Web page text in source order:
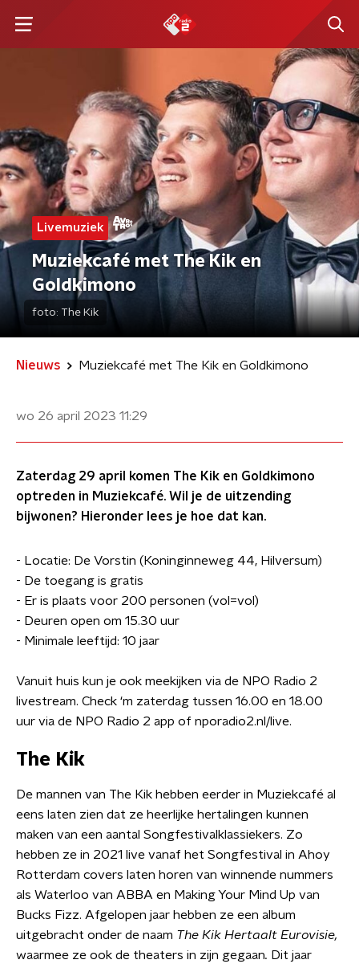
Livemuziek
Muziekcafé met The Kik en
Goldkimono
foto: The Kik
Nieuws Muziekcafé met The Kik en Goldkimono
wo 26 april 2023 11:29
Zaterdag 29 april komen The Kik en Goldkimono
optreden in Muziekcafé. Wil je de uitzending
bijwonen? Hieronder lees je hoe dat kan.
- Locatie: De Vorstin (Koninginneweg 44, Hilversum)
- De toegang is gratis
- Er is plaats voor 200 personen (vol=vol)
- Deuren open om 15.30 uur
- Minimale leeftijd: 10 jaar
Vanuit huis kun je ook meekijken via de NPO Radio 2
livestream. Check ‘m zaterdag tussen 16.00 en 18.00
uur via de NPO Radio 2 app of nporadio2.nl/live.
The Kik
De mannen van The Kik hebben eerder in Muziekcafé al
eens laten zien dat ze heerlijke hertalingen kunnen
maken van een aantal Songfestivalklassiekers. Zo
hebben ze in 2021 live vanaf het Songfestival in Ahoy
Rotterdam covers laten horen van winnende nummers
als Waterloo van ABBA en Making Your Mind Up van
Bucks Fizz. Afgelopen jaar hebben ze een album
uitgebracht onder de naam The Kik Hertaalt Eurovisie,
waarmee ze ook de theaters in zijn gegaan. Dit jaar